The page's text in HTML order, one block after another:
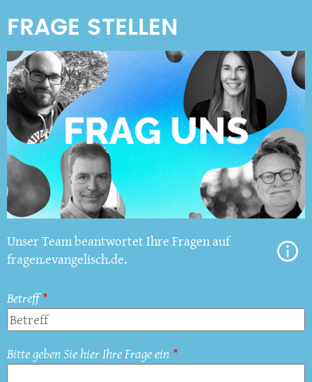
Unser Team beantwortet Ihre Fragen auf
fragen.evangelisch.de.
Betreff
Bitte geben Sie hier Ihre Frage ein